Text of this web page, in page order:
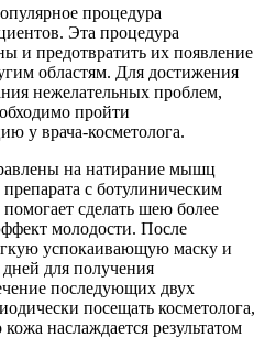
процедура
Эта процедура
и предотвратить их появление
областям. Для достижения
нежелательных проблем,
пройти
у врача-косметолога.
на натирание мышц
с ботулиническим
сделать шею более
молодости. После
успокаивающую маску и
для получения
последующих двух
посещать косметолога,
наслаждается результатом